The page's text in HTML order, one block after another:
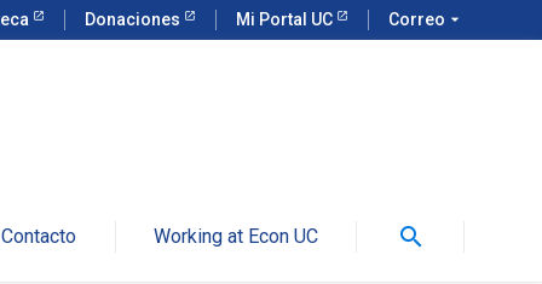
Donaciones Mi Portal UC Correo arrow_drop_down
Contacto Working at Econ UC search